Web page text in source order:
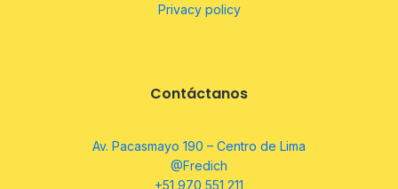
Privacy policy
Contáctanos
Av. Pacasmayo 190 – Centro de Lima
@Fredich
+51 970 551 211